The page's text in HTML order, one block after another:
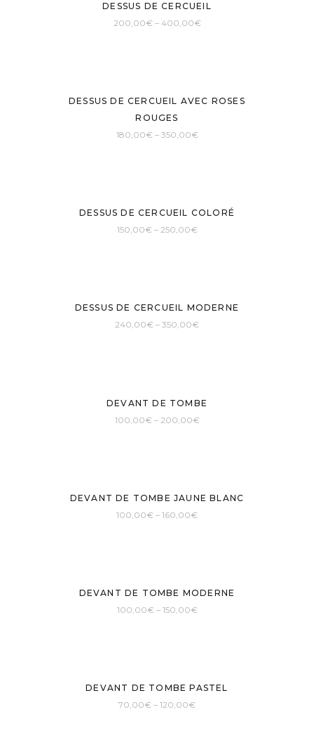
DESSUS DE CERCUEIL
200,00€ – 400,00€
DESSUS DE CERCUEIL AVEC ROSES
ROUGES
180,00€ – 350,00€
DESSUS DE CERCUEIL COLORÉ
150,00€ – 250,00€
DESSUS DE CERCUEIL MODERNE
240,00€ – 350,00€
DEVANT DE TOMBE
100,00€ – 200,00€
DEVANT DE TOMBE JAUNE BLANC
100,00€ – 160,00€
DEVANT DE TOMBE MODERNE
100,00€ – 150,00€
DEVANT DE TOMBE PASTEL
70,00€ – 120,00€